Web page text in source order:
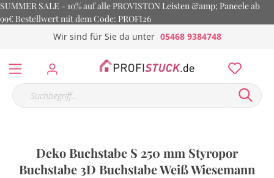
SUMMER SALE - 10% auf alle PROVISTON Leisten &amp; Paneele ab
99€ Bestellwert mit dem Code: PROFI26
Wir sind für Sie da unter 05468 9384748
Deko Buchstabe S 250 mm Styropor
Buchstabe 3D Buchstabe Weiß Wiesemann